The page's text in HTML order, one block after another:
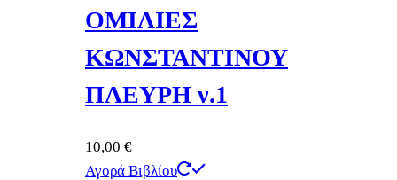
ΟΜΙΛΙΕΣ
ΚΩΝΣΤΑΝΤΙΝΟΥ
ΠΛΕΥΡΗ ν.1
10,00 €
Αγορά Βιβλίου